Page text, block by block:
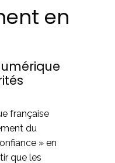
en
française
du
» en
que les